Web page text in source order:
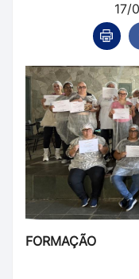
17/
FORMAÇÃO